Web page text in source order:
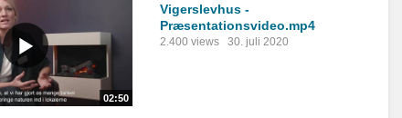
02:50
Vigerslevhus -
Præsentationsvideo.mp4
2.400 views 30. juli 2020